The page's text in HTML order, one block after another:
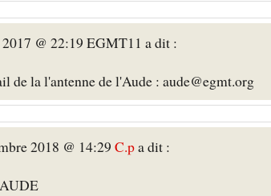
@ 22:19 EGMT11 a dit :
de la l'antenne de l'Aude : aude@egmt.org
2018 @ 14:29 C.pa dit :